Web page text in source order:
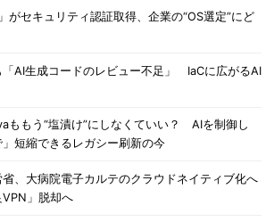
がセキュリティ認証取得、企業の“OS選定”にど
「AI生成コードのレビュー不足」 IaCに広がるAI
ももう“塩漬け”にしなくていい？ AIを制御し
」短縮できるレガシー刷新の今
、大病院電子カルテのクラウドネイティブ化へ
」脱却へ